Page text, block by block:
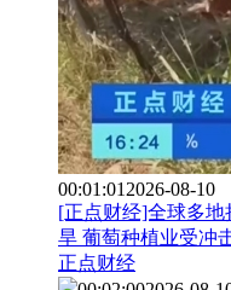
00:01:01 2026-08-10
[正点财经]全球多
旱 葡萄种植业受冲
正点财经